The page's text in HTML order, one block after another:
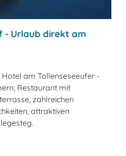
- Urlaub direkt am
am Tollenseseeufer -
Restaurant mit
zahlreichen
attraktiven